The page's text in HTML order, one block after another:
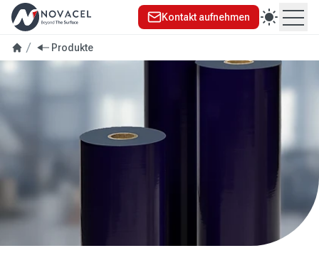
Kontakt aufnehmen
Produkte
menu